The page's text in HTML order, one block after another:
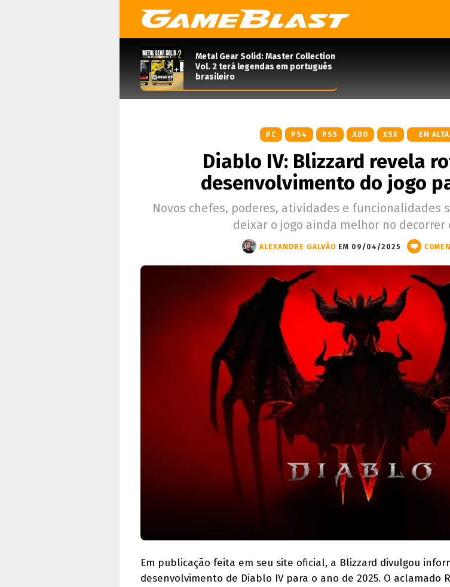
Metal Gear Solid: Master Collection
Vol. 2 terá legendas em português
brasileiro
PC PS4 PS5 XBO XSX EM ALTA
Diablo IV: Blizzard revela
desenvolvimento do jogo
Novos chefes, poderes, atividades e funcionalidades
deixar o jogo ainda melhor no decorrer
ALEXANDRE GALVÃO EM 09/04/2025
Em publicação feita em seu site oficial, a Blizzard divulgou
desenvolvimento de Diablo IV para o ano de 2025. O aclamado